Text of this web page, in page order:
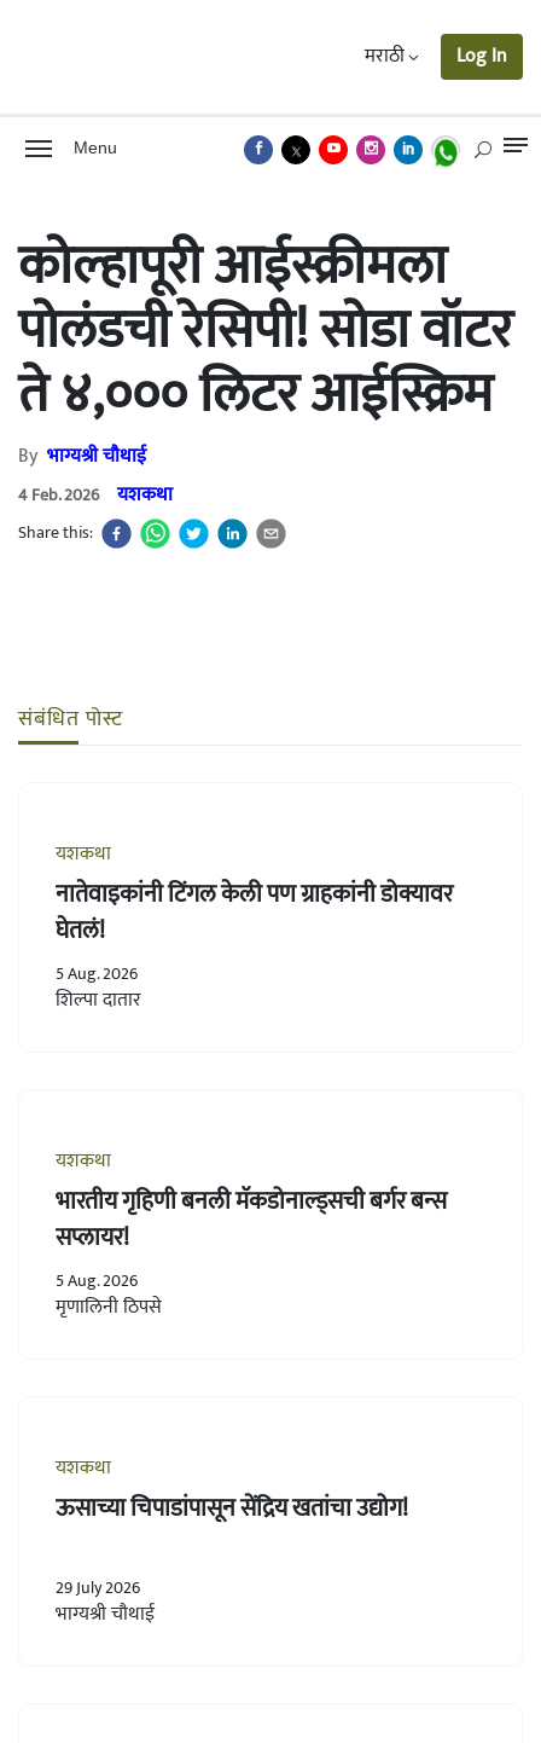
मराठी Log In
Menu
कोल्हापूरी आईस्क्रीमला
पोलंडची रेसिपी! सोडा वॉटर
ते ४,००० लिटर आईस्क्रिम
By भाग्यश्री चौथाई
4 Feb. 2026 यशकथा
Share this:
संबंधित पोस्ट
यशकथा
नातेवाइकांनी टिंगल केली पण ग्राहकांनी डोक्यावर
घेतलं!
5 Aug. 2026
शिल्पा दातार
यशकथा
भारतीय गृहिणी बनली मॅकडोनाल्ड्सची बर्गर बन्स
सप्लायर!
5 Aug. 2026
मृणालिनी ठिपसे
यशकथा
ऊसाच्या चिपाडांपासून सेंद्रिय खतांचा उद्योग!
29 July 2026
भाग्यश्री चौथाई